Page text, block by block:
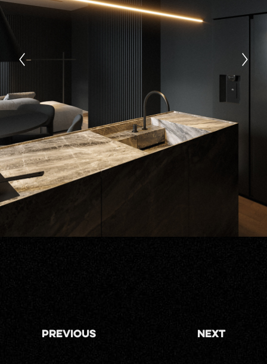
Previous Next